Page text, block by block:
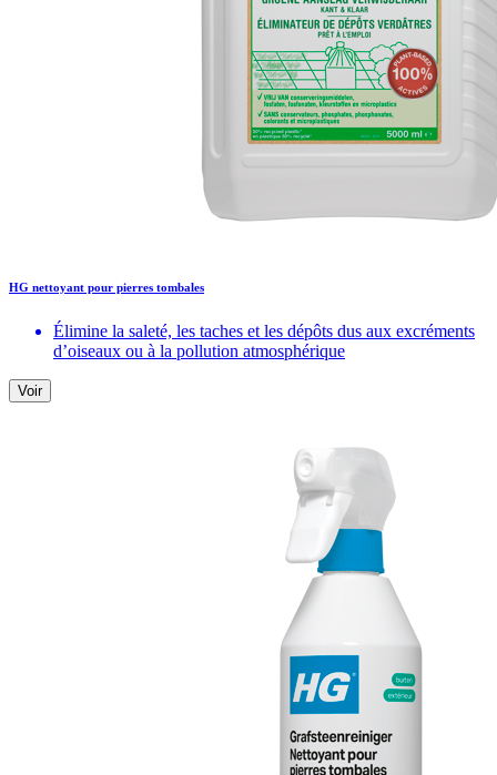
HG nettoyant pour pierres tombales
Élimine la saleté, les taches et les dépôts dus aux excréments
d’oiseaux ou à la pollution atmosphérique
Voir